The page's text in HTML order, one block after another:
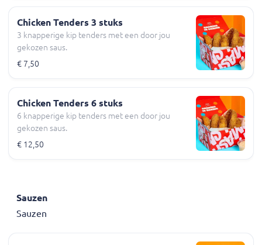
Chicken Tenders 3 stuks
3 knapperige kip tenders met een door jou
gekozen saus.
€ 7,50
Chicken Tenders 6 stuks
6 knapperige kip tenders met een door jou
gekozen saus.
€ 12,50
Sauzen
Sauzen